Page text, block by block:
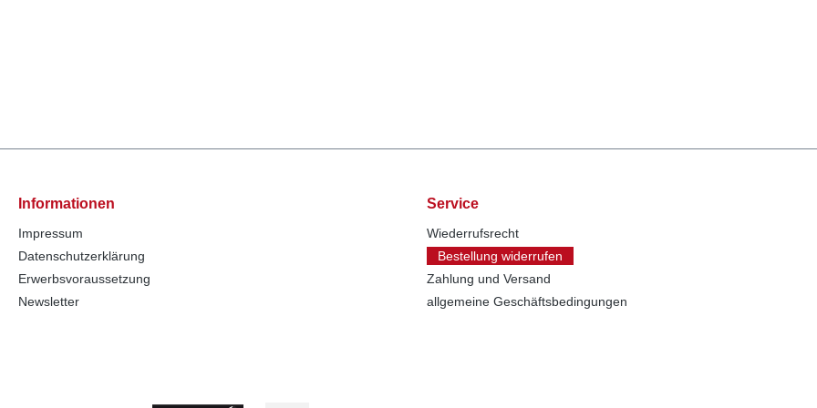
Informationen
Impressum
Datenschutzerklärung
Erwerbsvoraussetzung
Newsletter
Service
Wiederrufsrecht
Bestellung widerrufen
Zahlung und Versand
allgemeine Geschäftsbedingungen